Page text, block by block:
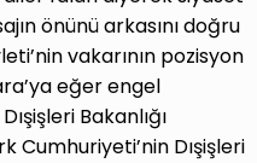
önünü arkasını doğru
vakarının pozisyon
eğer engel
Bakanlığı
Cumhuriyeti’nin Dışişleri